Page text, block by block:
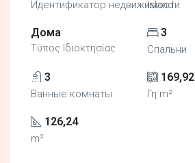
Идентификатор недвижимости
Island
Дома
Τύπος Ιδιοκτησίας
3
Спальни
3
Ванные комнаты
169,92
Γη m²
126,24
m²